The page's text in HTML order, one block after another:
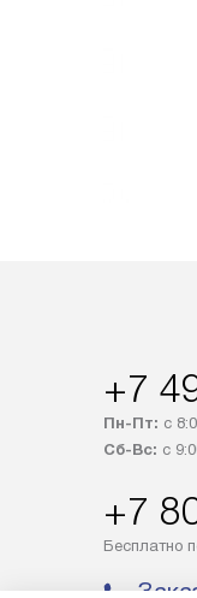
+7
Пн-Пт: с
Сб-Вс: с
+7
Бесплатно